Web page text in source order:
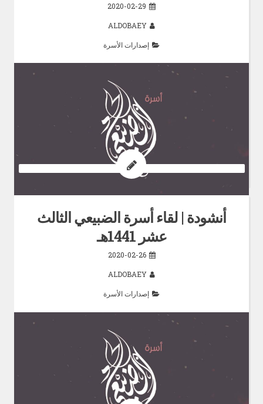
2020-02-29
ALDOBAEY
إصدارات الأسرة
أنشودة | لقاء أسرة الضبيعي الثالث
عشر 1441هـ
2020-02-26
ALDOBAEY
إصدارات الأسرة